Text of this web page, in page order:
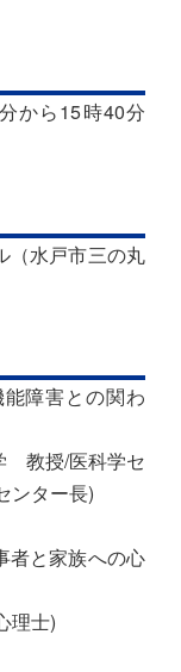
から15時40分
水戸市三の丸
障害との関わ
教授/医科学セ
ンター長)
と家族への心
理士)